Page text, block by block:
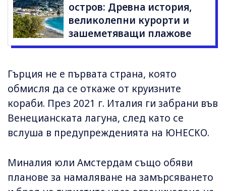
остров: Древна история,
великолепни курорти и
зашеметяващи плажове
Гърция не е първата страна, която
обмисля да се откаже от круизните
кораби. През 2021 г. Италия ги забрани във
Венецианската лагуна, след като се
вслуша в предупрежденията на ЮНЕСКО.
Миналия юли Амстердам също обяви
планове за намаляване на замърсяването